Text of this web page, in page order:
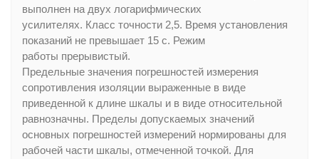
выполнен на двух логарифмических
усилителях. Класс точности 2,5. Время установления
показаний не превышает 15 с. Режим
работы прерывистый.
Предельные значения погрешностей измерения
сопротивления изоляции выраженные в виде
приведенной к длине шкалы и в виде относительной
равнозначны. Пределы допускаемых значений
основных погрешностей измерений нормированы для
рабочей части шкалы, отмеченной точкой. Для